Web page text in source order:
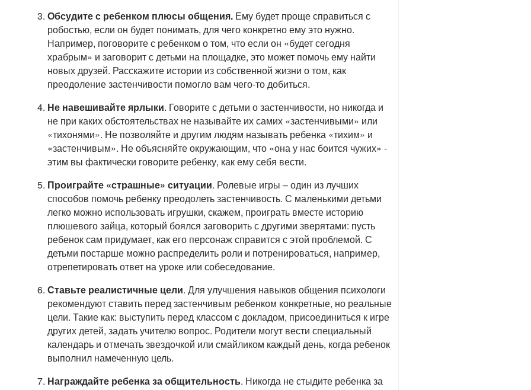
Обсудите с ребенком плюсы общения. Ему будет проще справиться с
робостью, если он будет понимать, для чего конкретно ему это нужно.
Например, поговорите с ребенком о том, что если он «будет сегодня
храбрым» и заговорит с детьми на площадке, это может помочь ему найти
новых друзей. Расскажите истории из собственной жизни о том, как
преодоление застенчивости помогло вам чего-то добиться.
Не навешивайте ярлыки. Говорите с детьми о застенчивости, но никогда и
не при каких обстоятельствах не называйте их самих «застенчивыми» или
«тихонями». Не позволяйте и другим людям называть ребенка «тихим» и
«застенчивым». Не объясняйте окружающим, что «она у нас боится чужих» -
этим вы фактически говорите ребенку, как ему себя вести.
Проиграйте «страшные» ситуации. Ролевые игры – один из лучших
способов помочь ребенку преодолеть застенчивость. С маленькими детьми
легко можно использовать игрушки, скажем, проиграть вместе историю
плюшевого зайца, который боялся заговорить с другими зверятами: пусть
ребенок сам придумает, как его персонаж справится с этой проблемой. С
детьми постарше можно распределить роли и потренироваться, например,
отрепетировать ответ на уроке или собеседование.
Ставьте реалистичные цели. Для улучшения навыков общения психологи
рекомендуют ставить перед застенчивым ребенком конкретные, но реальные
цели. Такие как: выступить перед классом с докладом, присоединиться к игре
других детей, задать учителю вопрос. Родители могут вести специальный
календарь и отмечать звездочкой или смайликом каждый день, когда ребенок
выполнил намеченную цель.
Награждайте ребенка за общительность. Никогда не стыдите ребенка за